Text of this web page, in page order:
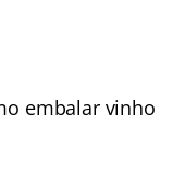
embalar vinho